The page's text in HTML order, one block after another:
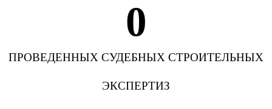
0
ПРОВЕДЕННЫХ СУДЕБНЫХ СТРОИТЕЛЬНЫХ
ЭКСПЕРТИЗ